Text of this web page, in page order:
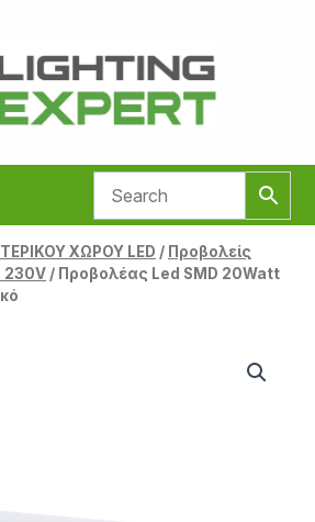
ΧΩΡΟΥ LED / Προβολείς
230V/ Προβολέας Led SMD 20Watt